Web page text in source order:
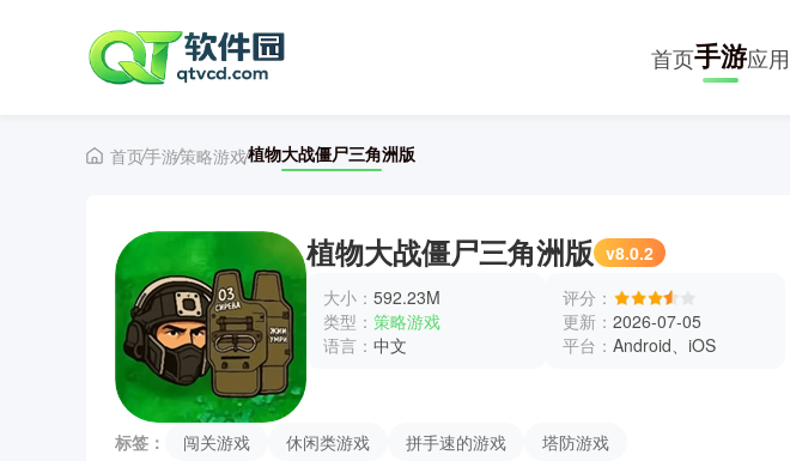
首页手游应用
首页手游策略游戏植物大战僵尸三角洲版
植物大战僵尸三角洲版 v8.0.2
大小： 592.23M
类型： 策略游戏
语言： 中文
评分：
更新： 2026-07-05
平台： Android、iOS
标签： 闯关游戏 休闲类游戏 拼手速的游戏 塔防游戏